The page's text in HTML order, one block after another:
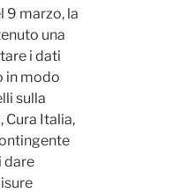
9 marzo, la
una
i dati
in modo
sulla
Cura Italia,
dare